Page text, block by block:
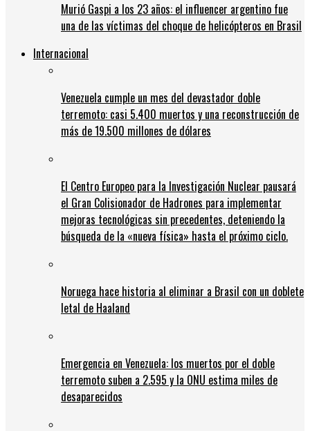
Murió Gaspi a los 23 años: el influencer argentino fue
una de las víctimas del choque de helicópteros en Brasil
Internacional
Venezuela cumple un mes del devastador doble
terremoto: casi 5.400 muertos y una reconstrucción de
más de 19.500 millones de dólares
El Centro Europeo para la Investigación Nuclear pausará
el Gran Colisionador de Hadrones para implementar
mejoras tecnológicas sin precedentes, deteniendo la
búsqueda de la «nueva física» hasta el próximo ciclo.
Noruega hace historia al eliminar a Brasil con un doblete
letal de Haaland
Emergencia en Venezuela: los muertos por el doble
terremoto suben a 2.595 y la ONU estima miles de
desaparecidos